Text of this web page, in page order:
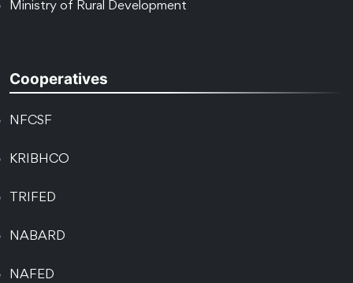
Ministry of Rural Development
Cooperatives
NFCSF
KRIBHCO
TRIFED
NABARD
NAFED